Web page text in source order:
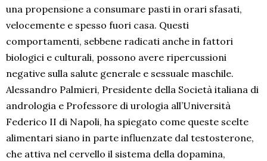
una propensione a consumare pasti in orari sfasati,
velocemente e spesso fuori casa. Questi
comportamenti, sebbene radicati anche in fattori
biologici e culturali, possono avere ripercussioni
negative sulla salute generale e sessuale maschile.
Alessandro Palmieri, Presidente della Società italiana di
andrologia e Professore di urologia all’Università
Federico II di Napoli, ha spiegato come queste scelte
alimentari siano in parte influenzate dal testosterone,
che attiva nel cervello il sistema della dopamina,